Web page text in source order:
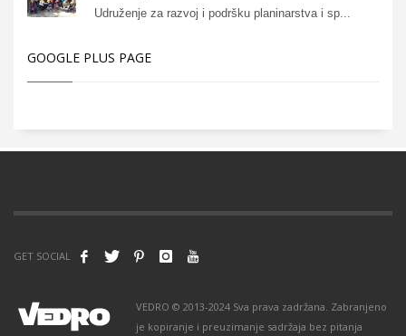
Udruženje za razvoj i podršku planinarstva i sp...
GOOGLE PLUS PAGE
GET SOCIAL
VEDRO © 2013-2024 Sva prava zadržana. Zabranjeno
je kopiranje i preuzimanje sadržaja bez pitanja